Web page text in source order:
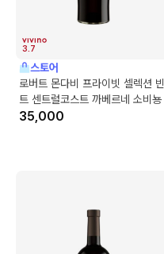
3.7
스토어
로버트 몬다비 프라이빗 셀렉션 빈
트 센트럴코스트 까베르네 소비뇽
35,000